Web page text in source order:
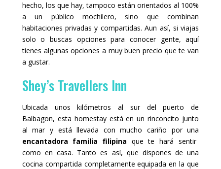
hecho, los que hay, tampoco están orientados al 100%
a un público mochilero, sino que combinan
habitaciones privadas y compartidas. Aun así, si viajas
solo o buscas opciones para conocer gente, aquí
tienes algunas opciones a muy buen precio que te van
a gustar.
Shey’s Travellers Inn
Ubicada unos kilómetros al sur del puerto de
Balbagon, esta homestay está en un rinconcito junto
al mar y está llevada con mucho cariño por una
encantadora familia filipina que te hará sentir
como en casa. Tanto es así, que dispones de una
cocina compartida completamente equipada en la que